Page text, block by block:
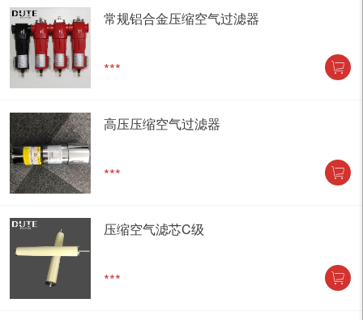
常规铝合金压缩空气过滤器
***
高压压缩空气过滤器
***
压缩空气滤芯C级
***